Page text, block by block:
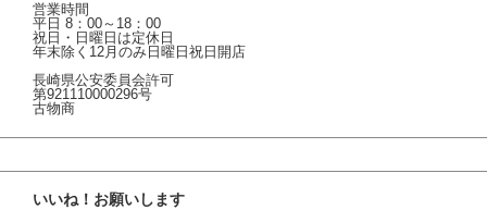
営業時間
平日 8：00～18：00
祝日・日曜日は定休日
年末除く12月のみ日曜日祝日開店
長崎県公安委員会許可
第921110000296号
古物商
いいね！お願いします